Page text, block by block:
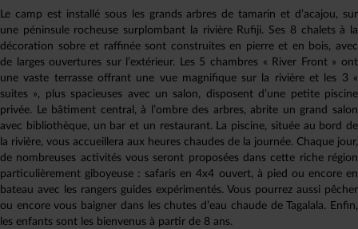
Le camp est installé sous les grands arbres de tamarin et d’acajou, sur
une péninsule rocheuse surplombant la rivière Rufiji. Ses 8 chalets à la
décoration sobre et raffinée sont construites en pierre et en bois, avec
de larges ouvertures sur l’extérieur. Les 5 chambres « River Front » ont
une vaste terrasse offrant une vue magnifique sur la rivière et les 3 «
suites », plus spacieuses avec un salon, disposent d’une petite piscine
privée. Le bâtiment central, à l’ombre des arbres, abrite un grand salon
avec bibliothèque, un bar et un restaurant. La piscine, située au bord de
la rivière, vous accueillera aux heures chaudes de la journée. Chaque jour,
de nombreuses activités vous seront proposées dans cette riche région
particulièrement giboyeuse : safaris en 4x4 ouvert, à pied ou encore en
bateau avec les rangers guides expérimentés. Vous pourrez aussi pêcher
ou encore vous baigner dans les chutes d’eau chaude de Tagalala. Enfin,
les enfants sont les bienvenus à partir de 8 ans.